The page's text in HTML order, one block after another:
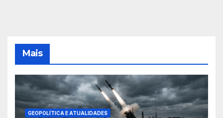
Mais
GEOPOLÍTICA E ATUALIDADES